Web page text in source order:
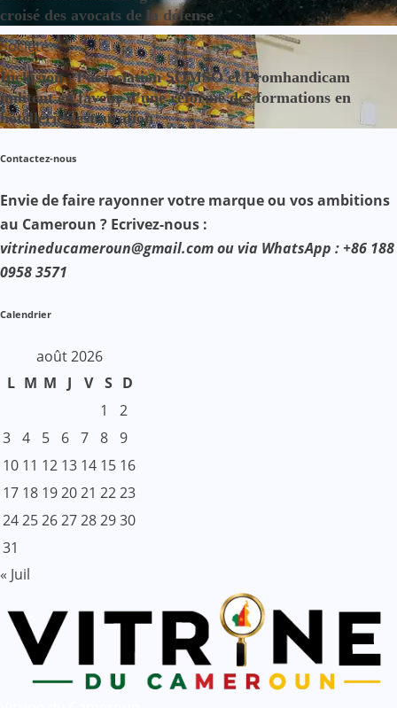
croisé des avocats de la défense
Société
Inclusion : l’association SOMSO et Promhandicam
militent en faveur d’une réforme des formations en
hôtellerie-restauration
Contactez-nous
Envie de faire rayonner votre marque ou vos ambitions
au Cameroun ? Ecrivez-nous :
vitrineducameroun@gmail.com ou via WhatsApp : +86 188
0958 3571
Calendrier
août 2026
L M M J V S D
1
2
3 4 5 6 7 8 9
10 11 12 13 14 15 16
17 18 192021 2223
24252627282930
31
« Juil